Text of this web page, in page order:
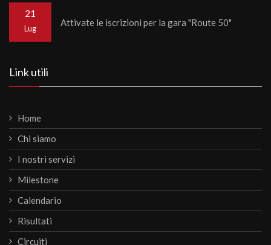
21
Lug
Attivate le iscrizioni per la gara "Route 50"
Link utili
Home
Chi siamo
I nostri servizi
Milestone
Calendario
Risultati
Circuiti